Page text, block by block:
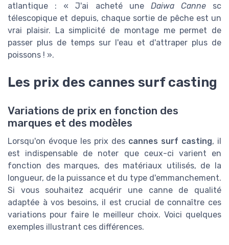
atlantique : « J'ai acheté une Daiwa Cannesc
télescopique et depuis, chaque sortie de pêche est un
vrai plaisir. La simplicité de montage me permet de
passer plus de temps sur l'eau et d'attraper plus de
poissons ! ».
Les prix des cannes surf casting
Variations de prix en fonction des
marques et des modèles
Lorsqu'on évoque les prix des cannes surf casting, il
est indispensable de noter que ceux-ci varient en
fonction des marques, des matériaux utilisés, de la
longueur, de la puissance et du type d'emmanchement.
Si vous souhaitez acquérir une canne de qualité
adaptée à vos besoins, il est crucial de connaître ces
variations pour faire le meilleur choix. Voici quelques
exemples illustrant ces différences.